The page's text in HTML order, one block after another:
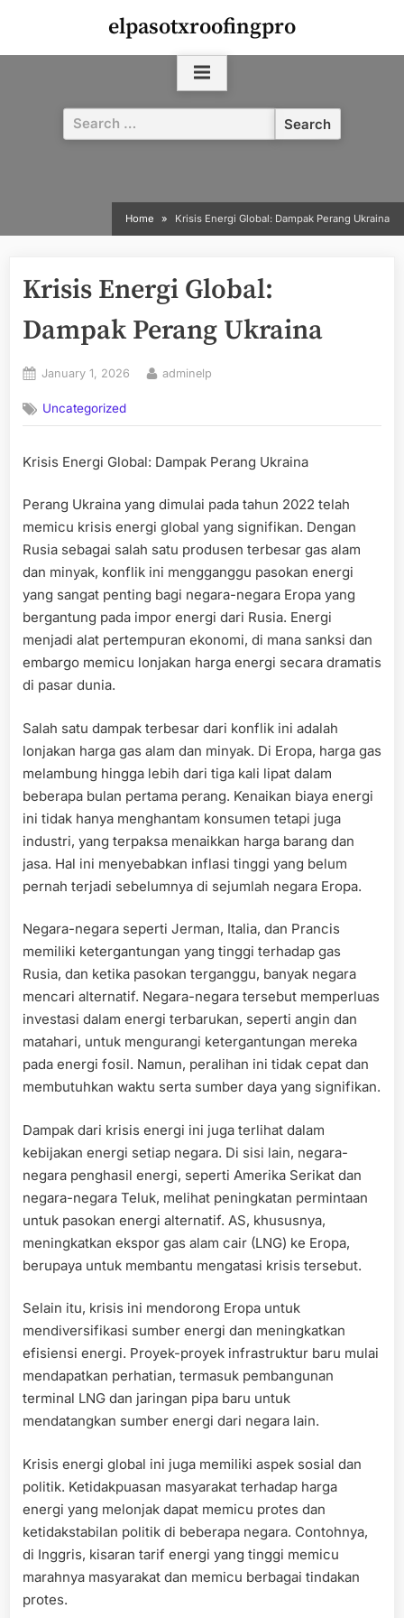
content
elpasotxroofingpro
Search
for:
Home Krisis Energi Global: Dampak Perang Ukraina
Krisis Energi Global:
Dampak Perang Ukraina
Posted
January 1, 2026 By
adminelp
Uncategorized
Krisis Energi Global: Dampak Perang Ukraina
Perang Ukraina yang dimulai pada tahun 2022 telah
memicu krisis energi global yang signifikan. Dengan
Rusia sebagai salah satu produsen terbesar gas alam
dan minyak, konflik ini mengganggu pasokan energi
yang sangat penting bagi negara-negara Eropa yang
bergantung pada impor energi dari Rusia. Energi
menjadi alat pertempuran ekonomi, di mana sanksi dan
embargo memicu lonjakan harga energi secara dramatis
di pasar dunia.
Salah satu dampak terbesar dari konflik ini adalah
lonjakan harga gas alam dan minyak. Di Eropa, harga gas
melambung hingga lebih dari tiga kali lipat dalam
beberapa bulan pertama perang. Kenaikan biaya energi
ini tidak hanya menghantam konsumen tetapi juga
industri, yang terpaksa menaikkan harga barang dan
jasa. Hal ini menyebabkan inflasi tinggi yang belum
pernah terjadi sebelumnya di sejumlah negara Eropa.
Negara-negara seperti Jerman, Italia, dan Prancis
memiliki ketergantungan yang tinggi terhadap gas
Rusia, dan ketika pasokan terganggu, banyak negara
mencari alternatif. Negara-negara tersebut memperluas
investasi dalam energi terbarukan, seperti angin dan
matahari, untuk mengurangi ketergantungan mereka
pada energi fosil. Namun, peralihan ini tidak cepat dan
membutuhkan waktu serta sumber daya yang signifikan.
Dampak dari krisis energi ini juga terlihat dalam
kebijakan energi setiap negara. Di sisi lain, negara-
negara penghasil energi, seperti Amerika Serikat dan
negara-negara Teluk, melihat peningkatan permintaan
untuk pasokan energi alternatif. AS, khususnya,
meningkatkan ekspor gas alam cair (LNG) ke Eropa,
berupaya untuk membantu mengatasi krisis tersebut.
Selain itu, krisis ini mendorong Eropa untuk
mendiversifikasi sumber energi dan meningkatkan
efisiensi energi. Proyek-proyek infrastruktur baru mulai
mendapatkan perhatian, termasuk pembangunan
terminal LNG dan jaringan pipa baru untuk
mendatangkan sumber energi dari negara lain.
Krisis energi global ini juga memiliki aspek sosial dan
politik. Ketidakpuasan masyarakat terhadap harga
energi yang melonjak dapat memicu protes dan
ketidakstabilan politik di beberapa negara. Contohnya,
di Inggris, kisaran tarif energi yang tinggi memicu
marahnya masyarakat dan memicu berbagai tindakan
protes.